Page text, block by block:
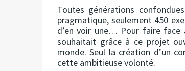
Toutes générations
pragmatique, seulement 450
d’en voir une… Pour faire
souhaitait grâce à ce projet
monde. Seul la création d’un
cette ambitieuse volonté.